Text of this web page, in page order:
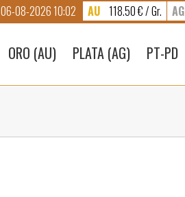
06-08-2026 10:02 AU 118.50 € / Gr. AG
ORO (AU) PLATA (AG) PT-PD